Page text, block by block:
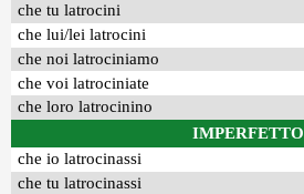
che tu latrocini
che lui/lei latrocini
che noi latrociniamo
che voi latrociniate
che loro latrocinino
IMPERFETTO
che io latrocinassi
che tu latrocinassi